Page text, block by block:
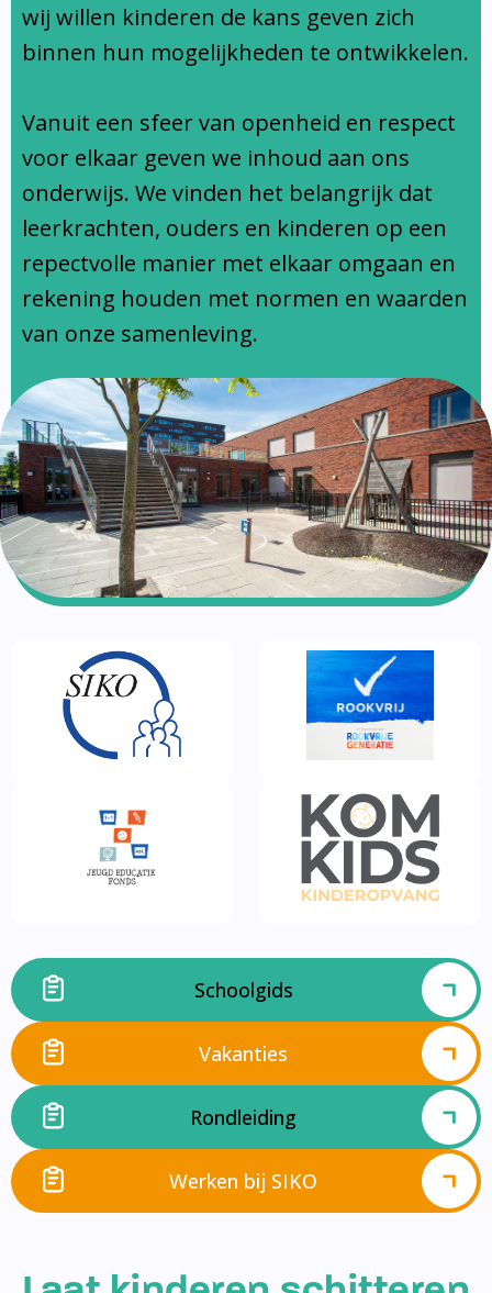
Ondersteuningsprofiel
wij willen kinderen de kans geven zich
binnen hun mogelijkheden te ontwikkelen.
Vanuit een sfeer van openheid en respect
voor elkaar geven we inhoud aan ons
onderwijs. We vinden het belangrijk dat
leerkrachten, ouders en kinderen op een
repectvolle manier met elkaar omgaan en
rekening houden met normen en waarden
van onze samenleving.
Schoolgids
Vakanties
Rondleiding
Werken bij SIKO